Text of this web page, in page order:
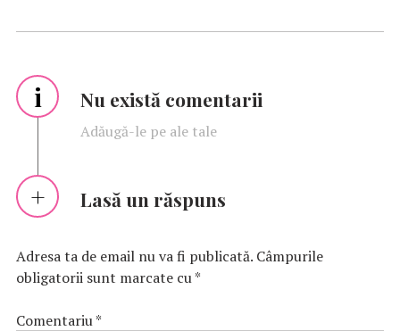
i Nu există comentarii
Adăugă-le pe ale tale
Lasă un răspuns
Adresa ta de email nu va fi publicată. Câmpurile
obligatorii sunt marcate cu*
Comentariu*